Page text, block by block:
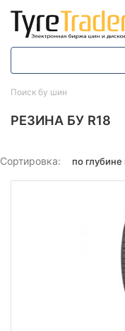
РЕЗИНА БУ R18
Сортировка:
Поиск бу шин
Диапазон цен
от
Подбор по
Остаток